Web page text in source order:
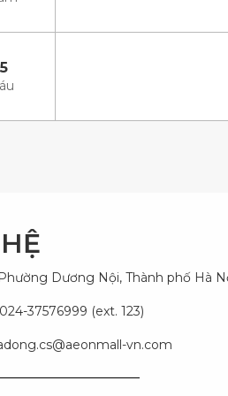
Dương Nội, Thành phố Hà
37576999 (ext. 123)
vn.com